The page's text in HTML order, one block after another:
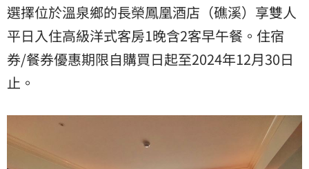
選擇位於溫泉鄉的長榮鳳凰酒店（礁溪）享雙人
平日入住高級洋式客房1晚含2客早午餐。住宿
券/餐券優惠期限自購買日起至2024年12月30日
止。